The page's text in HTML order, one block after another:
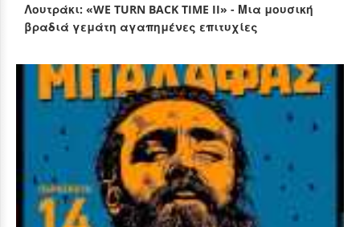
Λουτράκι: «WE TURN BACK TIME II» - Μια μουσική
βραδιά γεμάτη αγαπημένες επιτυχίες